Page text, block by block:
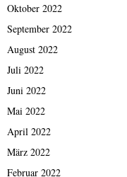
Oktober 2022
September 2022
August 2022
Juli 2022
Juni 2022
Mai 2022
April 2022
März 2022
Februar 2022